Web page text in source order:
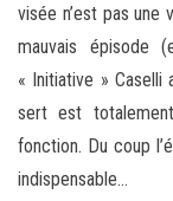
visée n’est pas une
mauvais épisode
« Initiative » Caselli
sert est
fonction. Du coup
indispensable…